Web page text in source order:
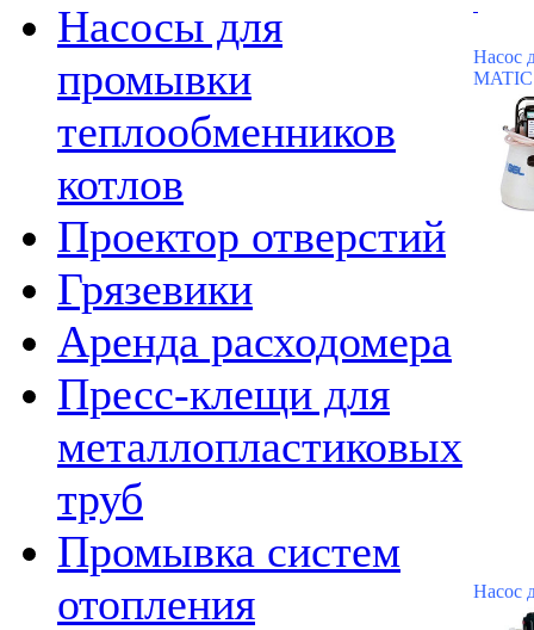
Насосы для
промывки
теплообменников
котлов
Проектор отверстий
Грязевики
Аренда расходомера
Пресс-клещи для
металлопластиковых
труб
Промывка систем
отопления
Насос
MATIC
Насос